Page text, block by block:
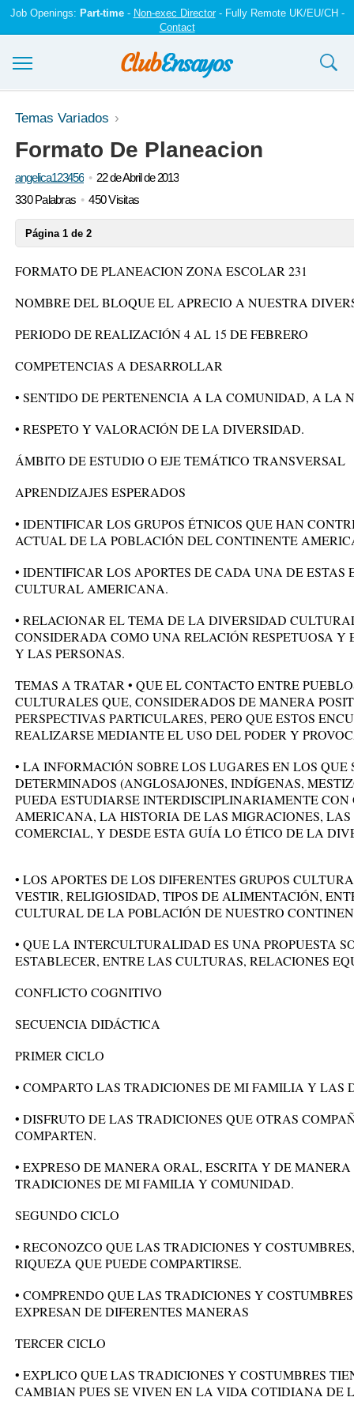
Job Openings: Part-time- Non-exec Director- Fully Remote UK/EU/CH -
Contact
Ensayos y trabajos
Registrarse
Iniciar sesión
Temas Variados
Formato De Planeacion
angelica123456
22 de Abril de 2013
330 Palabras
450 Visitas
Página 1 de 2
FORMATO DE PLANEACION ZONA ESCOLAR 231
NOMBRE DEL BLOQUE EL APRECIO A NUESTRA
PERIODO DE REALIZACIÓN 4 AL 15 DE FEBRERO
COMPETENCIAS A DESARROLLAR
• SENTIDO DE PERTENENCIA A LA COMUNIDAD, A LA
• RESPETO Y VALORACIÓN DE LA DIVERSIDAD.
ÁMBITO DE ESTUDIO O EJE TEMÁTICO TRANSVERSAL
APRENDIZAJES ESPERADOS
• IDENTIFICAR LOS GRUPOS ÉTNICOS QUE HAN
ACTUAL DE LA POBLACIÓN DEL CONTINENTE
• IDENTIFICAR LOS APORTES DE CADA UNA DE
CULTURAL AMERICANA.
• RELACIONAR EL TEMA DE LA DIVERSIDAD
CONSIDERADA COMO UNA RELACIÓN RESPETUOSA Y
Y LAS PERSONAS.
TEMAS A TRATAR • QUE EL CONTACTO ENTRE
CULTURALES QUE, CONSIDERADOS DE MANERA
PERSPECTIVAS PARTICULARES, PERO QUE ESTOS
REALIZARSE MEDIANTE EL USO DEL PODER Y
• LA INFORMACIÓN SOBRE LOS LUGARES EN LOS QUE
DETERMINADOS (ANGLOSAJONES, INDÍGENAS,
PUEDA ESTUDIARSE INTERDISCIPLINARIAMENTE
AMERICANA, LA HISTORIA DE LAS MIGRACIONES,
COMERCIAL, Y DESDE ESTA GUÍA LO ÉTICO DE LA
• LOS APORTES DE LOS DIFERENTES GRUPOS
VESTIR, RELIGIOSIDAD, TIPOS DE ALIMENTACIÓN,
CULTURAL DE LA POBLACIÓN DE NUESTRO
• QUE LA INTERCULTURALIDAD ES UNA PROPUESTA
ESTABLECER, ENTRE LAS CULTURAS, RELACIONES
CONFLICTO COGNITIVO
SECUENCIA DIDÁCTICA
PRIMER CICLO
• COMPARTO LAS TRADICIONES DE MI FAMILIA Y LAS
• DISFRUTO DE LAS TRADICIONES QUE OTRAS
COMPARTEN.
• EXPRESO DE MANERA ORAL, ESCRITA Y DE
TRADICIONES DE MI FAMILIA Y COMUNIDAD.
SEGUNDO CICLO
• RECONOZCO QUE LAS TRADICIONES Y
RIQUEZA QUE PUEDE COMPARTIRSE.
• COMPRENDO QUE LAS TRADICIONES Y
EXPRESAN DE DIFERENTES MANERAS
TERCER CICLO
• EXPLICO QUE LAS TRADICIONES Y COSTUMBRES
CAMBIAN PUES SE VIVEN EN LA VIDA COTIDIANA DE